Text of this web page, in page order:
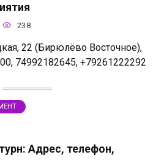
238
22 (Бирюлёво Восточное),
74992182645, +79261222292
Адрес, телефон,